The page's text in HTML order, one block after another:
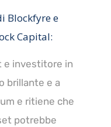
Blockfyre e
Capital:
e investitore in
brillante e a
e ritiene che
potrebbe